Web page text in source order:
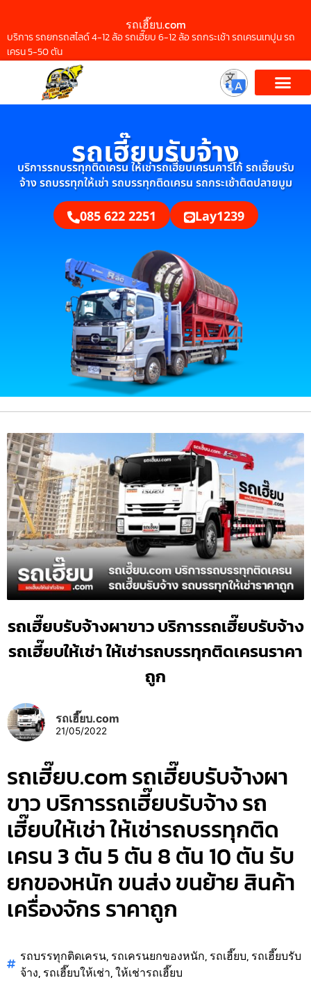
รถเฮี๊ยบ.com
บริการ รถยกรถสไลด์ 4-12 ล้อ รถเฮี๊ยบ 6-12 ล้อ รถกระเช้า รถเครนเทปูน รถ
เครน 5-50 ตัน
รถเฮี๊ยบรับจ้าง
บริการรถบรรทุกติดเครน ให้เช่ารถเฮี๊ยบเครนคาร์โก้ รถเฮี๊ยบรับ
จ้าง รถบรรทุกให้เช่า รถบรรทุกติดเครน รถกระเช้าติดปลายบูม
085 622 2251 Lay1239
รถเฮี๊ยบรับจ้างผาขาว บริการรถเฮี๊ยบรับจ้าง
รถเฮี๊ยบให้เช่า ให้เช่ารถบรรทุกติดเครนราคา
ถูก
รถเฮี๊ยบ.com
21/05/2022
รถเฮี๊ยบ.com รถเฮี๊ยบรับจ้างผา
ขาว บริการรถเฮี๊ยบรับจ้าง รถ
เฮี๊ยบให้เช่า ให้เช่ารถบรรทุกติด
เครน 3 ตัน 5 ตัน 8 ตัน 10 ตัน รับ
ยกของหนัก ขนส่ง ขนย้าย สินค้า
เครื่องจักร ราคาถูก
รถบรรทุกติดเครน, รถเครนยกของหนัก, รถเฮี๊ยบ, รถเฮี๊ยบรับ
จ้าง, รถเฮี๊ยบให้เช่า,ให้เช่ารถเฮี๊ยบ